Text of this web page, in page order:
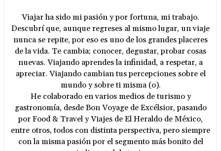
Viajar ha sido mi pasión y por fortuna, mi trabajo.
Descubrí que, aunque regreses al mismo lugar, un viaje
nunca se repite, por eso es uno de los grandes placeres
de la vida. Te cambia; conocer, degustar, probar cosas
nuevas. Viajando aprendes la infinidad, a respetar, a
apreciar. Viajando cambian tus percepciones sobre el
mundo y sobre ti misma (o).
He colaborado en varios medios de turismo y
gastronomía, desde Bon Voyage de Excélsior, pasando
por Food & Travel y Viajes de El Heraldo de México,
entre otros, todos con distinta perspectiva, pero siempre
con la misma pasión por el segmento más bonito del